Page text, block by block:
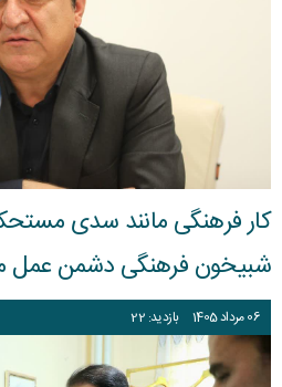
کار فرهنگی مانند سدی
شبیخون فرهنگی دشمن عمل
06مرداد1405 بازدید: 22